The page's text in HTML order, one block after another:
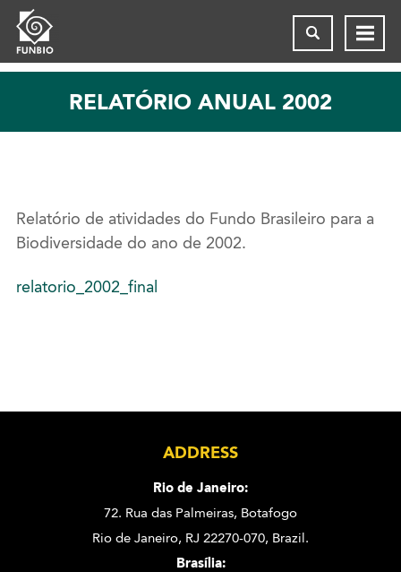
RELATÓRIO ANUAL 2002
Relatório de atividades do Fundo Brasileiro para a
Biodiversidade do ano de 2002.
relatorio_2002_final
ADDRESS
Rio de Janeiro:
72. Rua das Palmeiras, Botafogo
Rio de Janeiro, RJ 22270-070, Brazil.
Brasília: